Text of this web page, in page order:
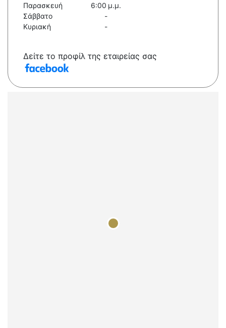
Παρασκευή
6:00 μ.μ.
Σάββατο
-
Κυριακή
-
Δείτε το προφίλ της εταιρείας σας